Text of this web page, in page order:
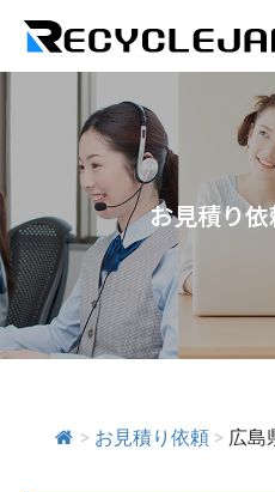
お見積り
> お見積り依頼 > 広島